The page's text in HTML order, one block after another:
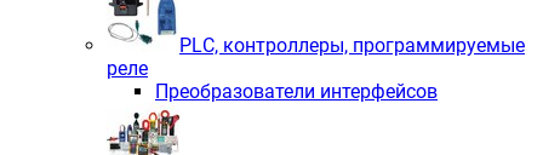
PLС, контроллеры, программируемые
реле
Преобразователи интерфейсов